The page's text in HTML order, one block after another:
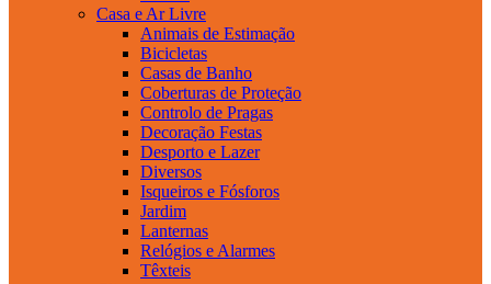
Casa e Ar Livre
Animais de Estimação
Bicicletas
Casas de Banho
Coberturas de Proteção
Controlo de Pragas
Decoração Festas
Desporto e Lazer
Diversos
Isqueiros e Fósforos
Jardim
Lanternas
Relógios e Alarmes
Têxteis